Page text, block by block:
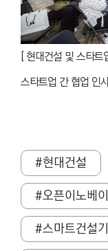
[현대건설 및 스타
스타트업 간 협업 인
#현대건설
#오픈이노베
#스마트건설